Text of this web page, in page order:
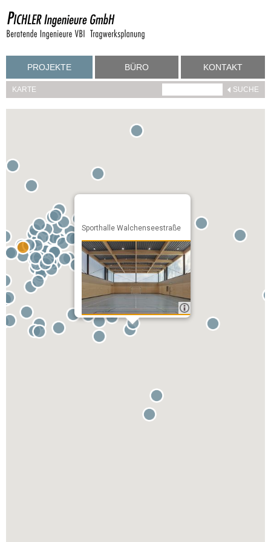
PROJEKTE BÜRO KONTAKT
KARTE
Sporthalle Walchenseestraße